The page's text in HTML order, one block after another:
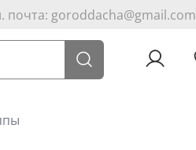
почта: goroddacha@gmail.com